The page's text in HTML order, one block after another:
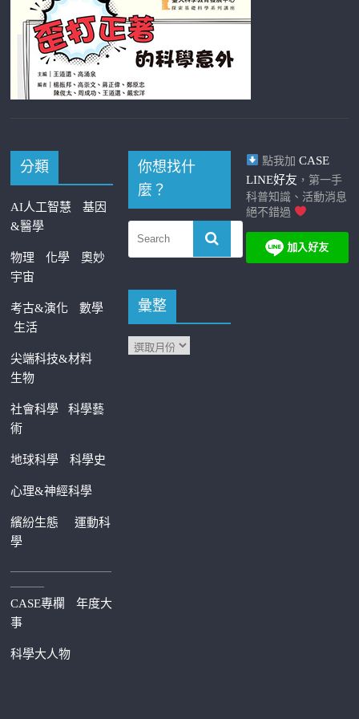
分類
AI人工智慧
基因
&醫學
物理 化學
奧妙
宇宙
考古&演化
數學
生活
尖端科技&材料
生物
社會科學科學藝
術
地球科學 科學史
心理&神經科學
繽紛生態運動科
學
—————————
———
CASE專欄
年度大
事
科學大人物
你想找什
麼？
彙整
點我加 CASE
LINE好友 ，第一手
科普知識、活動消息
絕不錯過